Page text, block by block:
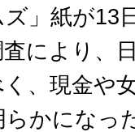
」紙が13
により、
、現金や
かになっ